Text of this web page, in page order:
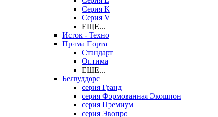
Серия K
Серия V
ЕЩЕ...
Исток - Техно
Прима Порта
Стандарт
Оптима
ЕЩЕ...
Белвуддорс
серия Гранд
серия Формованная Экошпон
серия Премиум
серия Эвопро